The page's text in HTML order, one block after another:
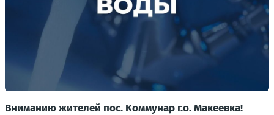
Вниманию жителей пос. Коммунар г.о. Макеевка!